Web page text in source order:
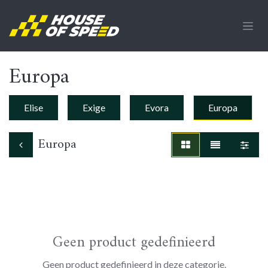
Europa
Elise Exige Evora Europa
Europa
Geen product gedefinieerd
Geen product gedefinieerd in deze categorie.